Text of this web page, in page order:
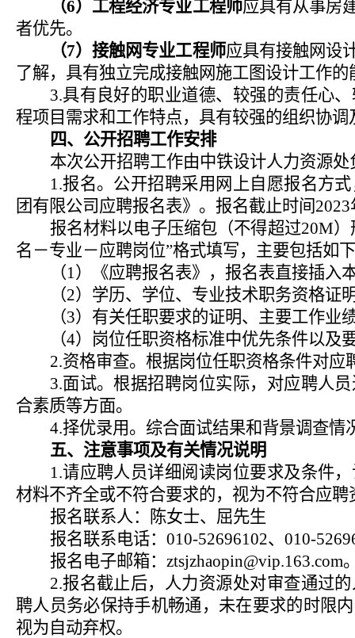
（6）工程经济专业工程师应具有从事房
者优先。
（7）接触网专业工程师应具有接触网设
了解，具有独立完成接触网施工图设计工作的
3.具有良好的职业道德、较强的责任心
程项目需求和工作特点，具有较强的组织协
四、公开招聘工作安排
本次公开招聘工作由中铁设计人力资源
1.报名。公开招聘采用网上自愿报名方
团有限公司应聘报名表》。报名截止时间2023
报名材料以电子压缩包（不得超过20M
名－专业－应聘岗位”格式填写，主要包括如
（1）《应聘报名表》，报名表直接插入
（2）学历、学位、专业技术职务资格证
（3）有关任职要求的证明、主要工作业
（4）岗位任职资格标准中优先条件以及
2.资格审查。根据岗位任职资格条件对应
3.面试。根据招聘岗位实际，对应聘人
合素质等方面。
4.择优录用。综合面试结果和背景调查情
五、注意事项及有关情况说明
1.请应聘人员详细阅读岗位要求及条件
材料不齐全或不符合要求的，视为不符合应聘
报名联系人：陈女士、屈先生
报名联系电话： 010-52696102、 010-
报名电子邮箱： ztsjzhaopin@vip.163.com
2.报名截止后，人力资源处对审查通过
聘人员务必保持手机畅通，未在要求的时限
视为自动弃权。